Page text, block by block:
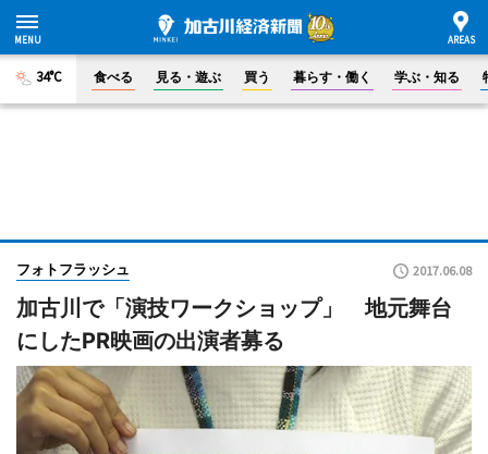
34°C 食べる 見る・遊ぶ 買う 暮らす・働く 学ぶ・知る
フォトフラッシュ 2017.06.08
加古川で「演技ワークショップ」 地元舞台
にしたPR映画の出演者募る